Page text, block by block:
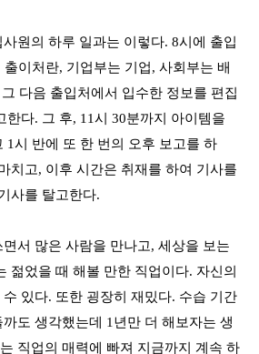
원의 하루 일과는 이렇다. 8시에 출입
이처란, 기업부는 기업, 사회부는 배
다음 출입처에서 입수한 정보를 편집
한다. 그 후, 11시 30분까지 아이템을
1시 반에 또 한 번의 오후 보고를 하
치고, 이후 시간은 취재를 하여 기사를
사를 탈고한다.
서 많은 사람을 만나고, 세상을 보는
젊었을 때 해볼 만한 직업이다. 자신의
있다. 또한 굉장히 재밌다. 수습 기간
도 생각했는데 1년만 더 해보자는 생
직업의 매력에 빠져 지금까지 계속 하